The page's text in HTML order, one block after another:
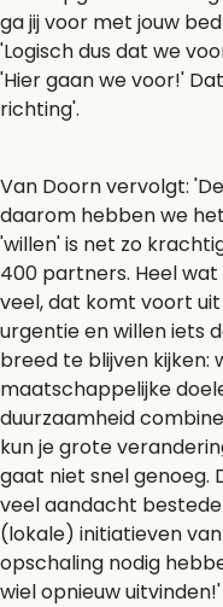
ga jij voor met jouw
'Logisch dus dat we
'Hier gaan we voor!'
richting'.
Van Doorn vervolgt:
daarom hebben we
'willen' is net zo
400 partners. Heel
veel, dat komt voort
urgentie en willen iets
breed te blijven
maatschappelijke
duurzaamheid
kun je grote
gaat niet snel genoeg.
veel aandacht
(lokale) initiatieven
opschaling nodig
wiel opnieuw uitvinden!'